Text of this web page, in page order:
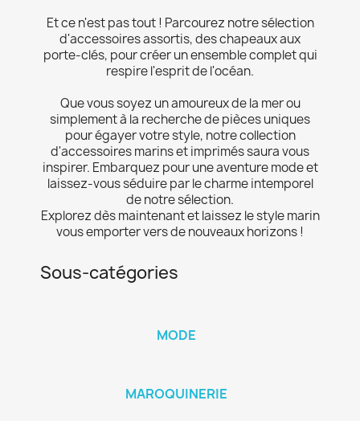
Et ce n'est pas tout ! Parcourez notre sélection
d'accessoires assortis, des chapeaux aux
porte-clés, pour créer un ensemble complet qui
respire l'esprit de l'océan.
Que vous soyez un amoureux de la mer ou
simplement à la recherche de pièces uniques
pour égayer votre style, notre collection
d'accessoires marins et imprimés saura vous
inspirer. Embarquez pour une aventure mode et
laissez-vous séduire par le charme intemporel
de notre sélection.
Explorez dès maintenant et laissez le style marin
vous emporter vers de nouveaux horizons !
Sous-catégories
MODE
MAROQUINERIE